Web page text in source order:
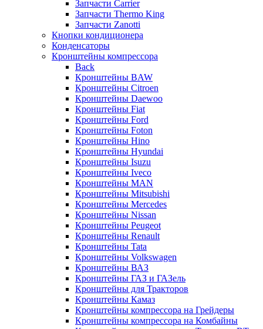
Запчасти Carrier
Запчасти Thermo King
Запчасти Zanotti
Кнопки кондиционера
Конденсаторы
Кронштейны компрессора
Back
Кронштейны BAW
Кронштейны Citroen
Кронштейны Daewoo
Кронштейны Fiat
Кронштейны Ford
Кронштейны Foton
Кронштейны Hino
Кронштейны Hyundai
Кронштейны Isuzu
Кронштейны Iveco
Кронштейны MAN
Кронштейны Mitsubishi
Кронштейны Mеrcedes
Кронштейны Nissan
Кронштейны Peugeot
Кронштейны Renault
Кронштейны Tata
Кронштейны Volkswagen
Кронштейны ВАЗ
Кронштейны ГАЗ и ГАЗель
Кронштейны для Тракторов
Кронштейны Камаз
Кронштейны компрессора на Грейдеры
Кронштейны компрессора на Комбайны